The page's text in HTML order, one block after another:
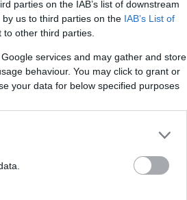
parties on the IAB’s list of downstream
us to third parties on the IAB’s List of
other third parties.
services and may gather and store
behaviour. You may click to grant or
your data for below specified purposes
allegorici a
in cerca di